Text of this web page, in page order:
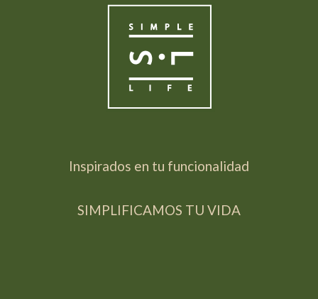
Inspirados en tu funcionalidad
SIMPLIFICAMOS TU VIDA